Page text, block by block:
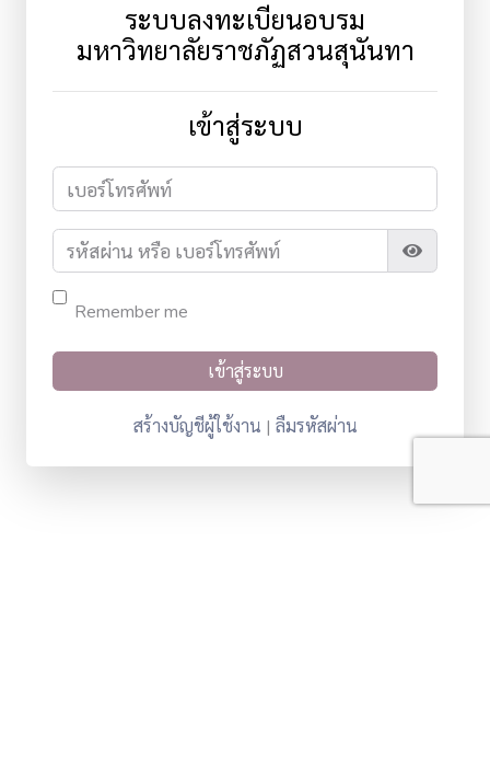
ระบบลงทะเบียนอบรม
มหาวิทยาลัยราชภัฏสวนสุนันทา
เข้าสู่ระบบ
Remember me
สร้างบัญชีผู้ใช้งาน | ลืมรหัสผ่าน